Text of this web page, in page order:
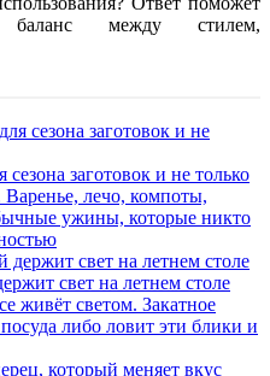
между стилем,
сезона заготовок и не только
Варенье, лечо, компоты,
ужины, которые никто
свет на летнем столе
живёт светом. Закатное
либо ловит эти блики и